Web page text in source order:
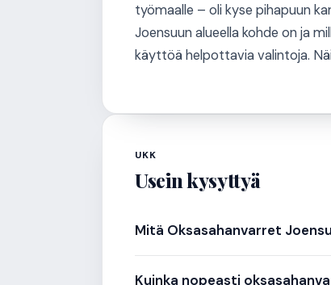
työmaalle – oli kyse pihapuun
Joensuun alueella kohde on ja
käyttöä helpottavia valintoja.
UKK
Usein kysyttyä
Mitä Oksasahanvarret
Kuinka nopeasti